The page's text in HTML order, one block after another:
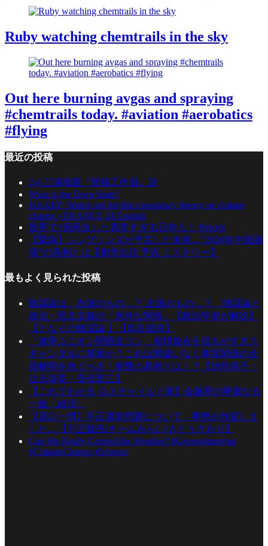
Ruby watching chemtrails in the sky
Out here burning avgas and spraying
#chemtrails today. #aviation #aerobatics
#flying
最近の投稿
2/4 三浦瑠麗『情報工作員』説
What is the Deep State?
HAARP: Watch out for this conspiracy theory on climate
change • FRANCE 24 English
世界で1億再生した異常すぎる日本人！ #shorts
【緊急】シンプソンズが予言した未来…“2026年中国崩
壊”の真相とは【都市伝説 予言 ミステリー】
最もよく見られた投稿
陰謀論は、右派のもの…？ 左派のもの…？ 陰謀論と
政治・民主主義の「意外な関係」【政治学者が解説】
【となりの陰謀論 】【烏谷昌幸】
「連帯ユニオン関西生コン」相撲協会を揺るがす大ス
キャンダルに発展か？これは間違いなく事実関係の全
容解明を急ぐべき！衝撃の真相とは！？【池坊保子・
辻元清美・安倍晋三】
【これでわかる ロスチャイルド家】金融界の華麗なる
一族〈経済〉
【原口一博】不正選挙問題について、事態が急変しま
した…【不正疑惑/チームみらい/さとうさおり】
Can We Really Control the Weather? #Geoengineering
#ClimateChange #Science